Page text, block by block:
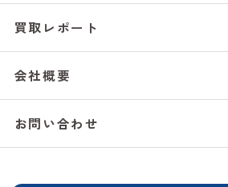
買取レポート
会社概要
お問い合わせ